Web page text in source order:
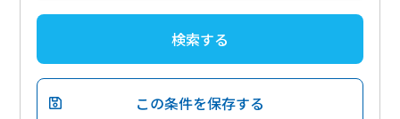
検索する
この条件を保存する